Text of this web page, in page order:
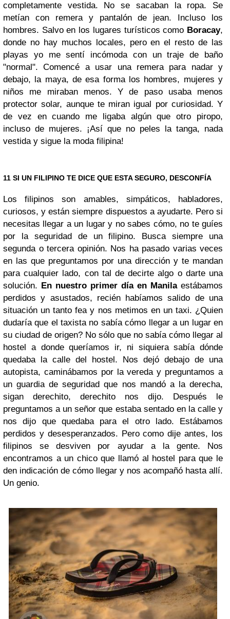
completamente vestida. No se sacaban la ropa. Se
metían con remera y pantalón de jean. Incluso los
hombres. Salvo en los lugares turísticos como Boracay,
donde no hay muchos locales, pero en el resto de las
playas yo me sentí incómoda con un traje de baño
"normal". Comencé a usar una remera para nadar y
debajo, la maya, de esa forma los hombres, mujeres y
niños me miraban menos. Y de paso usaba menos
protector solar, aunque te miran igual por curiosidad. Y
de vez en cuando me ligaba algún que otro piropo,
incluso de mujeres. ¡Así que no peles la tanga, nada
vestida y sigue la moda filipina!
11 SI UN FILIPINO TE DICE QUE ESTA SEGURO, DESCONFÍA
Los filipinos son amables, simpáticos, habladores,
curiosos, y están siempre dispuestos a ayudarte. Pero si
necesitas llegar a un lugar y no sabes cómo, no te guíes
por la seguridad de un filipino. Busca siempre una
segunda o tercera opinión. Nos ha pasado varias veces
en las que preguntamos por una dirección y te mandan
para cualquier lado, con tal de decirte algo o darte una
solución. En nuestro primer día en Manilaestábamos
perdidos y asustados, recién habíamos salido de una
situación un tanto fea y nos metimos en un taxi. ¿Quien
dudaría que el taxista no sabía cómo llegar a un lugar en
su ciudad de origen? No sólo que no sabía cómo llegar al
hostel a donde queríamos ir, ni siquiera sabía dónde
quedaba la calle del hostel. Nos dejó debajo de una
autopista, caminábamos por la vereda y preguntamos a
un guardia de seguridad que nos mandó a la derecha,
sigan derechito, derechito nos dijo. Después le
preguntamos a un señor que estaba sentado en la calle y
nos dijo que quedaba para el otro lado. Estábamos
perdidos y desesperanzados. Pero como dije antes, los
filipinos se desviven por ayudar a la gente. Nos
encontramos a un chico que llamó al hostel para que le
den indicación de cómo llegar y nos acompañó hasta allí.
Un genio.